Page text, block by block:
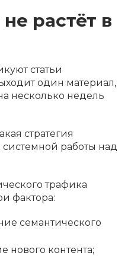
растёт в
статьи
один материал,
несколько недель
стратегия
системной работы над
трафика
фактора:
семантического
нового контента;